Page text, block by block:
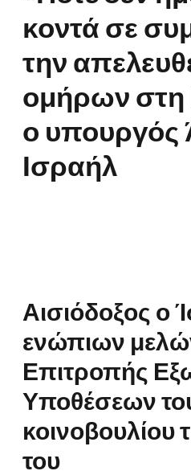
κοντά σε
την
ομήρων στη
ο υπουργός
Ισραήλ
Αισιόδοξος ο
ενώπιων
Επιτροπής
Υποθέσεων
κοινοβουλίου
του